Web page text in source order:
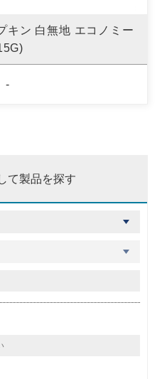
キン 白無地 エコノミー
-
て製品を探す